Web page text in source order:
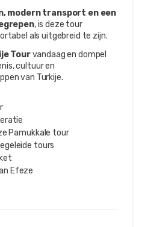
modern transport en een
, is deze tour
als uitgebreid te zijn.
Tour vandaag en dompel
cultuur en
van Turkije.
Pamukkale tour
tours
Efeze